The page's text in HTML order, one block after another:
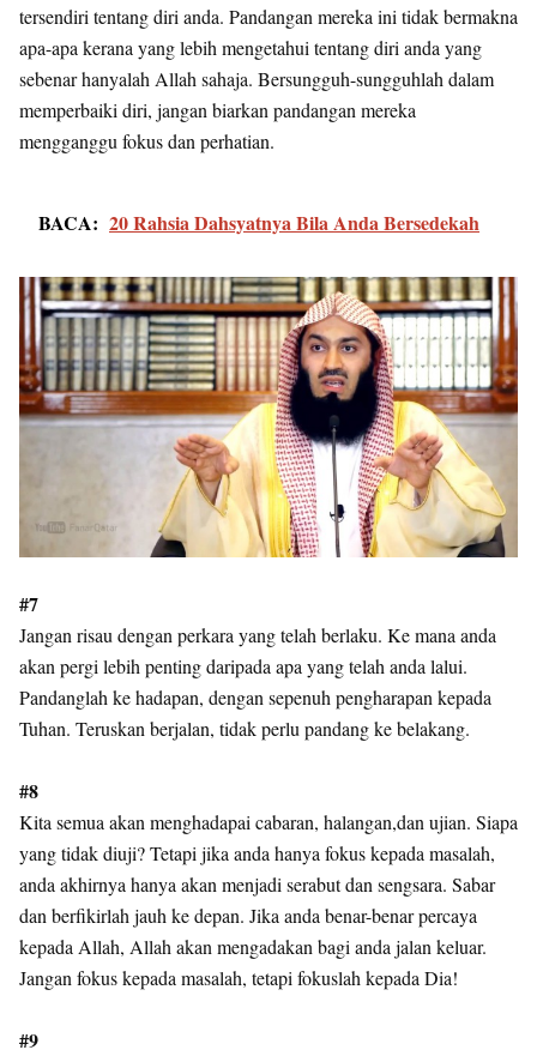
tersendiri tentang diri anda. Pandangan mereka ini tidak bermakna
apa-apa kerana yang lebih mengetahui tentang diri anda yang
sebenar hanyalah Allah sahaja. Bersungguh-sungguhlah dalam
memperbaiki diri, jangan biarkan pandangan mereka
mengganggu fokus dan perhatian.
BACA: 20 Rahsia Dahsyatnya Bila Anda Bersedekah
#7
Jangan risau dengan perkara yang telah berlaku. Ke mana anda
akan pergi lebih penting daripada apa yang telah anda lalui.
Pandanglah ke hadapan, dengan sepenuh pengharapan kepada
Tuhan. Teruskan berjalan, tidak perlu pandang ke belakang.
#8
Kita semua akan menghadapai cabaran, halangan,dan ujian. Siapa
yang tidak diuji? Tetapi jika anda hanya fokus kepada masalah,
anda akhirnya hanya akan menjadi serabut dan sengsara. Sabar
dan berfikirlah jauh ke depan. Jika anda benar-benar percaya
kepada Allah, Allah akan mengadakan bagi anda jalan keluar.
Jangan fokus kepada masalah, tetapi fokuslah kepada Dia!
#9